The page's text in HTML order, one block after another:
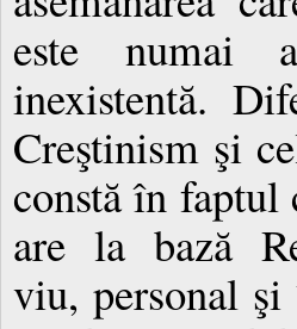
este numai
inexistentă.
Creştinism şi
constă în faptul
are la bază
viu, personal